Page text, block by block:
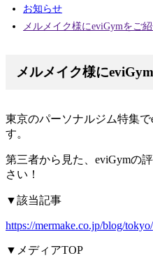
お知らせ
メルメイク様にeviGymをご
メルメイク様に
東京のパーソナルジム特集
す。
第三者から見た、eviGymの
さい！
▼該当記事
https://mermake.co.jp/blog/tokyo/
▼メディアTOP